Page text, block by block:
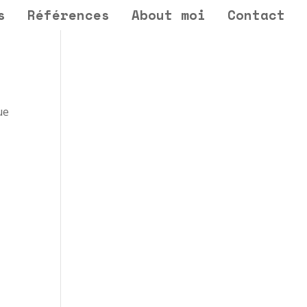
Références About moi Contact